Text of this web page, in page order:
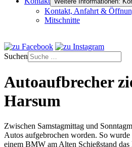
Kontakt, Anfahrt &
Mitschnitte
Suchen
Autoaufbrecher
Harsum
Zwischen Samstagmittag und
Autos aufgebrochen worden. So
einem BMW am Alten Schießstand